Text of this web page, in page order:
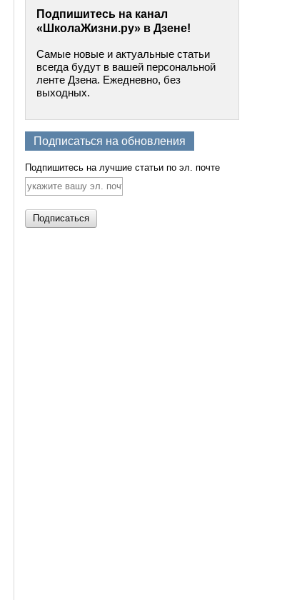
Подпишитесь на канал
«ШколаЖизни.ру» в Дзене!
Самые новые и актуальные статьи
всегда будут в вашей персональной
ленте Дзена. Ежедневно, без
выходных.
Подписаться на обновления
Подпишитесь на лучшие статьи по эл. почте